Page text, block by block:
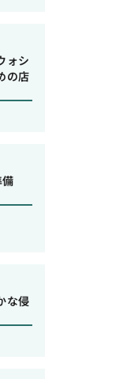
ォシ
の店
な侵